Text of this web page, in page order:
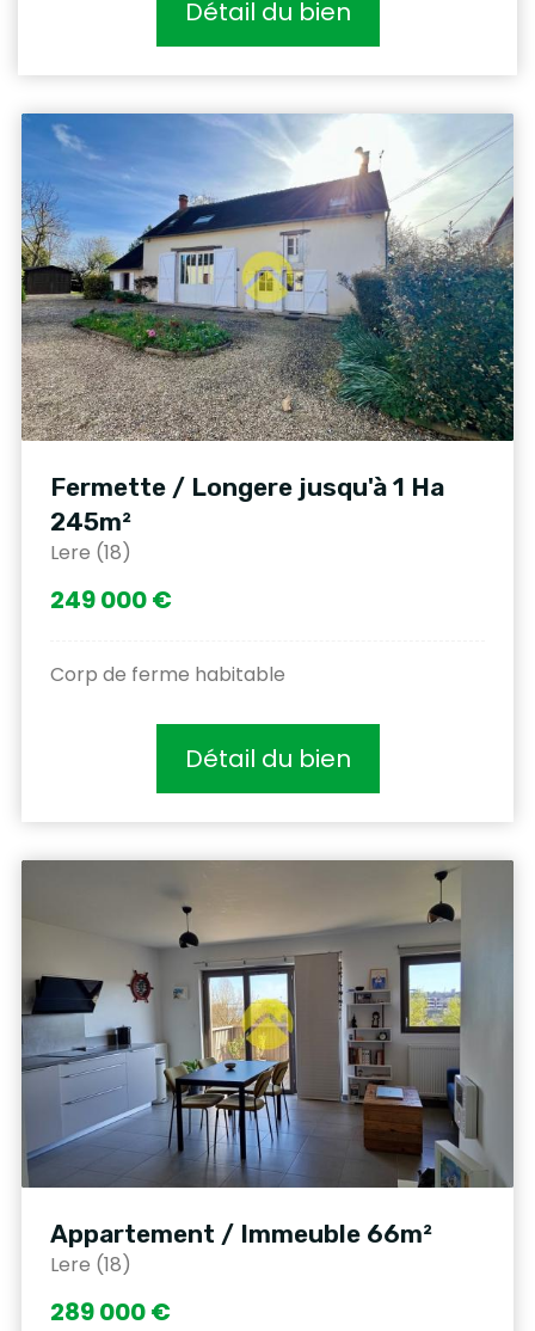
Détail du bien
Fermette / Longere jusqu'à 1 Ha
245m²
Lere (18)
249 000 €
Corp de ferme habitable
Détail du bien
Appartement / Immeuble 66m²
Lere (18)
289 000 €